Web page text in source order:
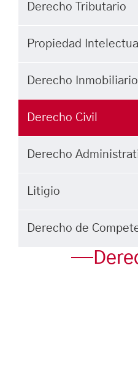
Derecho Tributario
Propiedad Intelectual
Derecho Inmobiliario
Derecho Civil
Derecho
Litigio
Derecho de